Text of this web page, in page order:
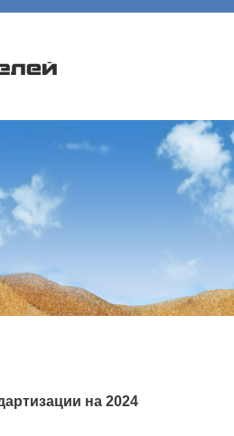
на 2024